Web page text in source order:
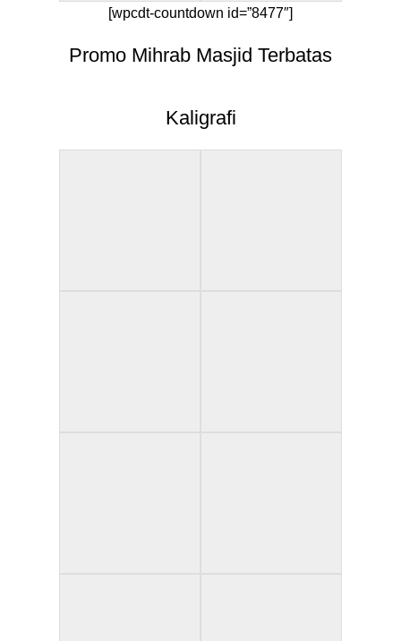
[wpcdt-countdown id=”8477″]
Promo Mihrab Masjid Terbatas
Kaligrafi